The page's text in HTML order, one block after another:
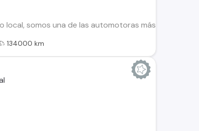
local, somos una de las automotoras más antiguas
134000 km